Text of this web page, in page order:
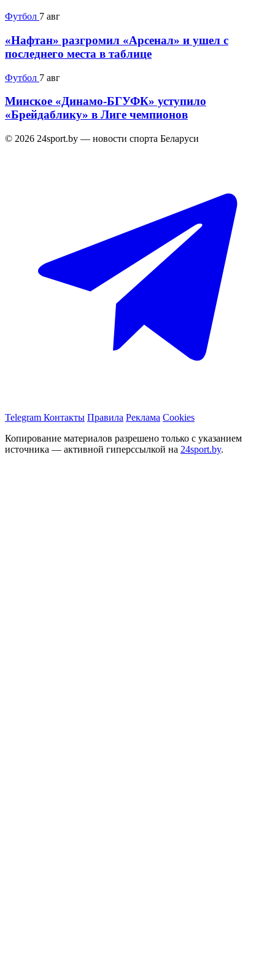
Футбол 7 авг
«Нафтан» разгромил «Арсенал» и ушел с
последнего места в таблице
Футбол 7 авг
Минское «Динамо-БГУФК» уступило
«Брейдаблику» в Лиге чемпионов
© 2026 24sport.by — новости спорта Беларуси
Telegram Контакты Правила Реклама Cookies
Копирование материалов разрешено только с указанием
источника — активной гиперссылкой на 24sport.by.